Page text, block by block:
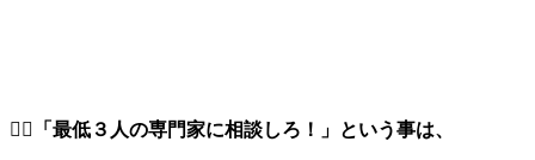
３⃣「最低３人の専門家に相談しろ！」という事は、